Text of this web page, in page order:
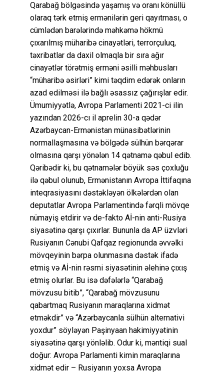
Qarabağ bölgəsində yaşamış və oranı könüllü
olaraq tərk etmiş ermənilərin geri qayıtması, o
cümlədən barələrində məhkəmə hökmü
çıxarılmış müharibə cinayətləri, terrorçuluq,
təxribatlar da daxil olmaqla bir sıra ağır
cinayətlər törətmiş erməni əsilli məhbusları
“müharibə əsirləri” kimi təqdim edərək onların
azad edilməsi ilə bağlı əsassız çağırışlar edir.
Ümumiyyətlə, Avropa Parlamenti 2021-ci ilin
yazından 2026-cı il aprelin 30-a qədər
Azərbaycan-Ermənistan münasibətlərinin
normallaşmasına və bölgədə sülhün bərqərar
olmasına qarşı yönələn 14 qətnamə qəbul edib.
Qəribədir ki, bu qətnamələr böyük səs çoxluğu
ilə qəbul olunub, Ermənistanın Avropa İttifaqına
inteqrasiyasını dəstəkləyən ölkələrdən olan
deputatlar Avropa Parlamentində fərqli mövqe
nümayiş etdirir və de-fakto Aİ-nin anti-Rusiya
siyasətinə qarşı çıxırlar. Bununla da AP üzvləri
Rusiyanın Cənubi Qafqaz regionunda əvvəlki
mövqeyinin bərpa olunmasına dəstək ifadə
etmiş və Aİ-nin rəsmi siyasətinin əlehinə çıxış
etmiş olurlar. Bu isə dəfələrlə “Qarabağ
mövzusu bitib”, “Qarabağ mövzusunu
qabartmaq Rusiyanın maraqlarına xidmət
etməkdir” və “Azərbaycanla sülhün alternativi
yoxdur” söyləyən Paşinyaan hakimiyyətinin
siyasətinə qarşı yönləlib. Odur ki, məntiqi sual
doğur: Avropa Parlamenti kimin maraqlarına
xidmət edir – Rusiyanın yoxsa Avropa